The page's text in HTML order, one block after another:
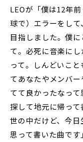
LEOが「僕は12年
球で）エラーをし
目指しました。僕
て。必死に音楽に
って。しんどいこ
てあなたやメンバ
てて良かったなっ
探して地元に帰っ
世の中だけど、今
思って書いた曲で